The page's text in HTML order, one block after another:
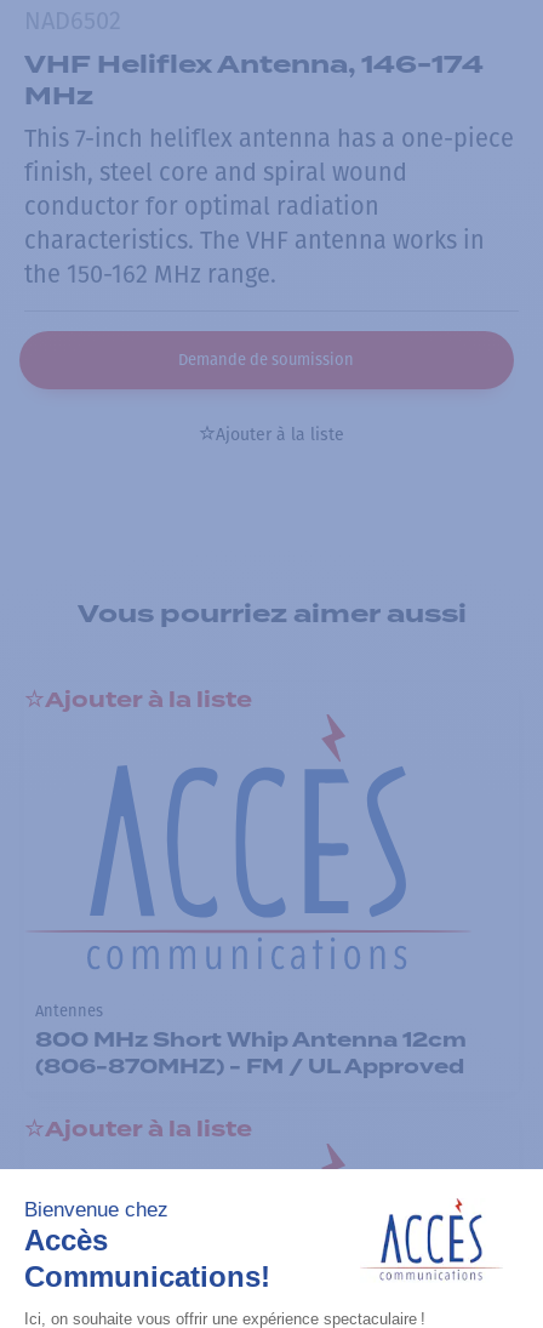
VHF Heliflex Antenna, 146-174
MHz
This 7-inch heliflex antenna has a one-piece
finish, steel core and spiral wound
conductor for optimal radiation
characteristics. The VHF antenna works in
the 150-162 MHz range.
Demande de soumission
Ajouter à la liste
Vous pourriez aimer aussi
Ajouter à la liste
Antennes
800 MHz Short Whip Antenna 12cm
(806-870MHZ) - FM / UL Approved
Ajouter à la liste